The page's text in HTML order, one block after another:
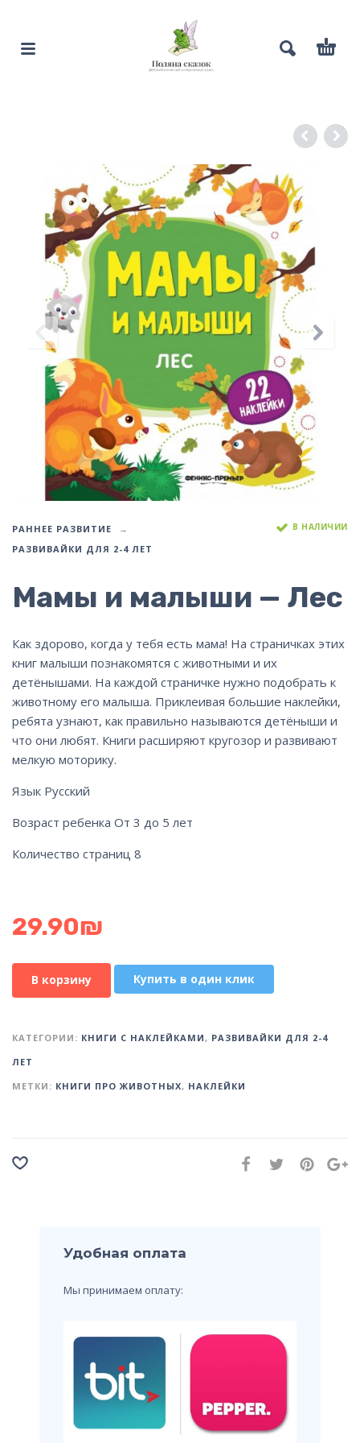
РАННЕЕ РАЗВИТИЕ
РАЗВИВАЙКИ ДЛЯ 2-4 ЛЕТ
В НАЛИЧИИ
Мамы и малыши — Лес
Как здорово, когда у тебя есть мама! На страничках этих
книг малыши познакомятся с животными и их
детёнышами. На каждой страничке нужно подобрать к
животному его малыша. Приклеивая большие наклейки,
ребята узнают, как правильно называются детёныши и
что они любят. Книги расширяют кругозор и развивают
мелкую моторику.
Язык Русский
Возраст ребенка От 3 до 5 лет
Количество страниц 8
29.90₪
В корзину Купить в один клик
КАТЕГОРИИ: КНИГИ С НАКЛЕЙКАМИ , РАЗВИВАЙКИ ДЛЯ 2-4
ЛЕТ
МЕТКИ: КНИГИ ПРО ЖИВОТНЫХ, НАКЛЕЙКИ
Удобная оплата
Мы принимаем оплату: